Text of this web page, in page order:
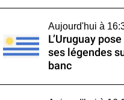
Aujourd'hui à
L’Uruguay
ses légendes
banc